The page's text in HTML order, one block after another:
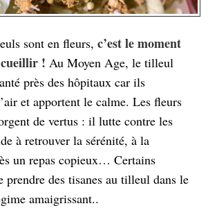
sont en fleurs, c’est le moment
! Au Moyen Age, le tilleul
près des hôpitaux car ils
et apportent le calme. Les fleurs
de vertus : il lutte contre les
à retrouver la sérénité, à la
un repas copieux… Certains
prendre des tisanes au tilleul dans le
amaigrissant..